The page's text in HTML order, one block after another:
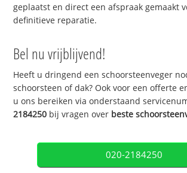
geplaatst en direct een afspraak gemaakt
definitieve reparatie.
Bel nu vrijblijvend!
Heeft u dringend een schoorsteenveger
schoorsteen of dak? Ook voor een offerte
u ons bereiken via onderstaand
2184250 bij vragen over beste
020-2184250